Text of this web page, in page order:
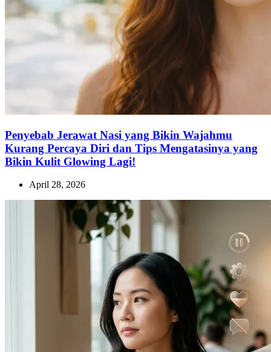
Penyebab Jerawat Nasi yang Bikin Wajahmu
Kurang Percaya Diri dan Tips Mengatasinya yang
Bikin Kulit Glowing Lagi!
April 28, 2026